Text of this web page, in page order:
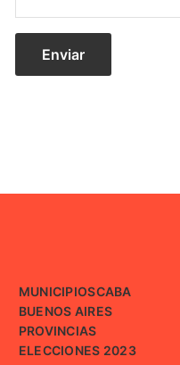
MUNICIPIOSCABA
BUENOS AIRES
PROVINCIAS
ELECCIONES 2023